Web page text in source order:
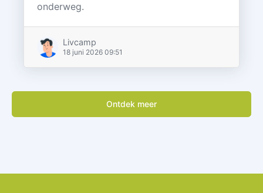
onderweg.
Livcamp
18 juni 2026 09:51
Ontdek meer